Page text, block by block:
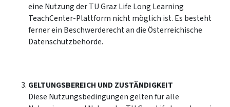
eine Nutzung der TU Graz Life Long Learning
TeachCenter-Plattform nicht möglich ist. Es besteht
ferner ein Beschwerderecht an die Österreichische
Datenschutzbehörde.
GELTUNGSBEREICH UND ZUSTÄNDIGKEIT
Diese Nutzungsbedingungen gelten für alle